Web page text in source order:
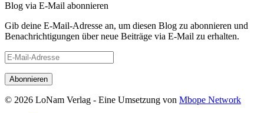
Blog via E-Mail abonnieren
Gib deine E-Mail-Adresse an, um diesen Blog zu abonnieren und
Benachrichtigungen über neue Beiträge via E-Mail zu erhalten.
E-
Adresse
© 2026 LoNam Verlag - Eine Umsetzung von Mbope Network